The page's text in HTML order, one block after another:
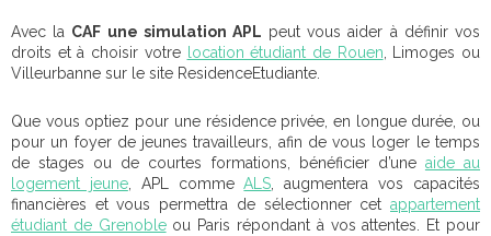
Avec la CAF une simulation APL peut vous aider à définir vos
droits et à choisir votre
location étudiant de Rouen , Limoges ou
Villeurbanne sur le site ResidenceEtudiante.
Que vous optiez pour une résidence privée, en longue durée, ou
pour un foyer de jeunes travailleurs, afin de vous loger le temps
de stages ou de courtes formations, bénéficier d’une aide au
logement jeune, APL commeALS , augmentera vos capacités
financières et vous permettra de sélectionner cet appartement
étudiant de Grenobleou Paris répondant à vos attentes. Et pour